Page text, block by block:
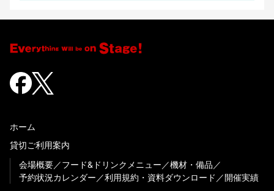
ホーム
貸切ご利用案内
会場概要
フード&ドリンクメニュー
機材・備品
予約状況カレンダー
利用規約・資料ダウンロード 開催実績